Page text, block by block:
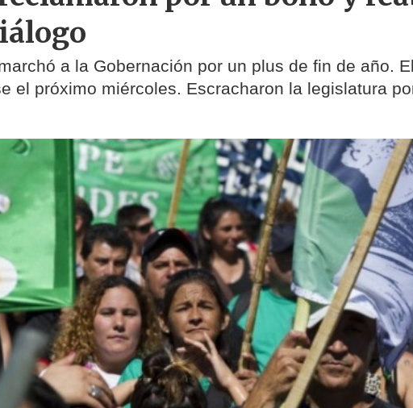
a la Gobernación por un plus de fin de año.
el próximo miércoles. Escracharon la legislatura